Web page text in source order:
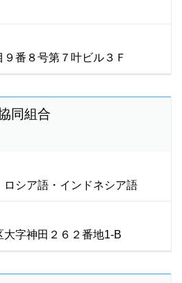
番８号第７叶ビル３Ｆ
同組合
シア語・インドネシア語
字神田２６２番地1-B